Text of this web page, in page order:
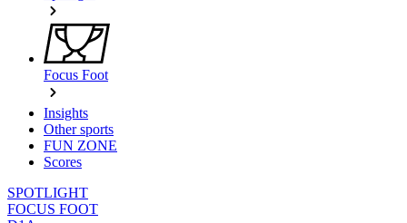
Focus Foot
Insights
Other sports
FUN ZONE
Scores
SPOTLIGHT
FOCUS FOOT